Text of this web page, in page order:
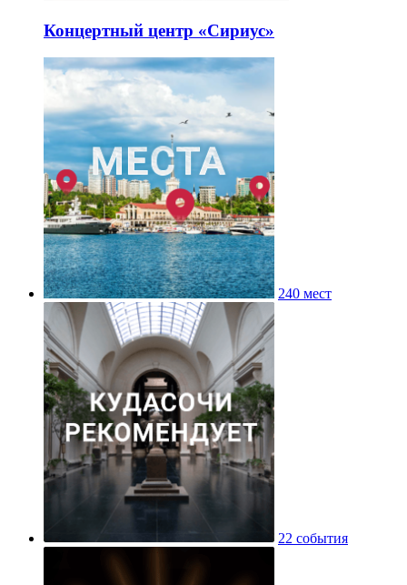
Концертный центр «Сириус»
240 мест
22 события